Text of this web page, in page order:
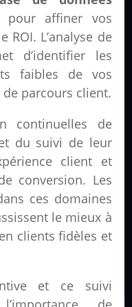
affiner vos
ROI. L’analyse de
d’identifier les
faibles de vos
de parcours client.
continuelles de
du suivi de leur
client et
conversion. Les
ces domaines
le mieux à
clients fidèles et
et ce suivi